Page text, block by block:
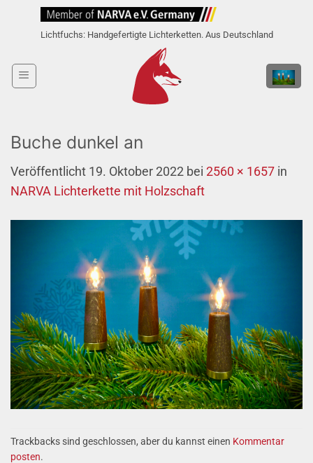
Lichtfuchs: Handgefertigte Lichterketten. Aus Deutschland
Buche dunkel an
Veröffentlicht 19. Oktober 2022 bei 2560 × 1657 in
NARVA Lichterkette mit Holzschaft
Trackbacks sind geschlossen, aber du kannst einen Kommentar
posten.